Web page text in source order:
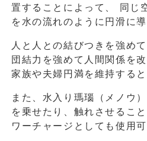
置することによって、
同じ
を水の流れのように円滑に
人と人との結びつきを強めて
団結力を強めて人間関係を改
家族や夫婦円満を維持する
また、水入り瑪瑙（メノウ）
を乗せたり、触れさせること
ワーチャージとしても使用可